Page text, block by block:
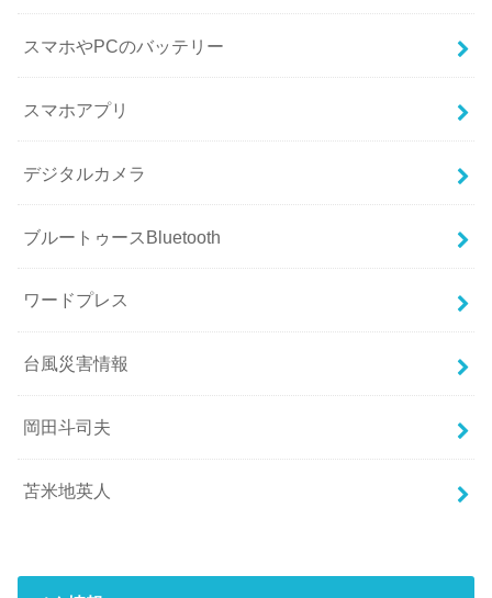
スマホやPCのバッテリー
スマホアプリ
デジタルカメラ
ブルートゥースBluetooth
ワードプレス
台風災害情報
岡田斗司夫
苫米地英人